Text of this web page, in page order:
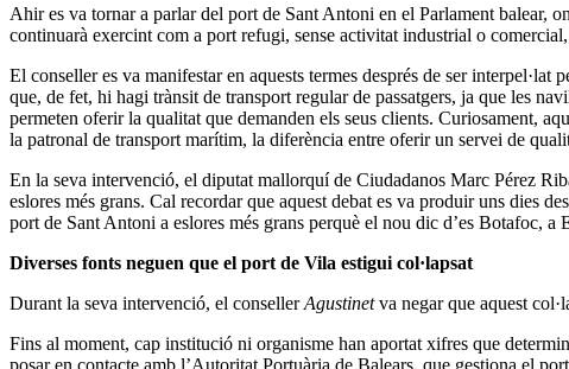
Ahir es va tornar a parlar del port de Sant Antoni en el Parlament balear,
continuarà exercint com a port refugi, sense activitat industrial o
El conseller es va manifestar en aquests termes després de ser
que, de fet, hi hagi trànsit de transport regular de passatgers, ja que les
permeten oferir la qualitat que demanden els seus clients. Curiosament,
la patronal de transport marítim, la diferència entre oferir un servei de
En la seva intervenció, el diputat mallorquí de Ciudadanos Marc Pérez
eslores més grans. Cal recordar que aquest debat es va produir uns dies
port de Sant Antoni a eslores més grans perquè el nou dic d’es Botafoc,
Diverses fonts neguen que el port de Vila estigui col·lapsat
Durant la seva intervenció, el consellerAgustinetva negar que aquest
Fins al moment, cap institució ni organisme han aportat xifres que
posar en contacte amb l’Autoritat Portuària de Balears, que gestiona el